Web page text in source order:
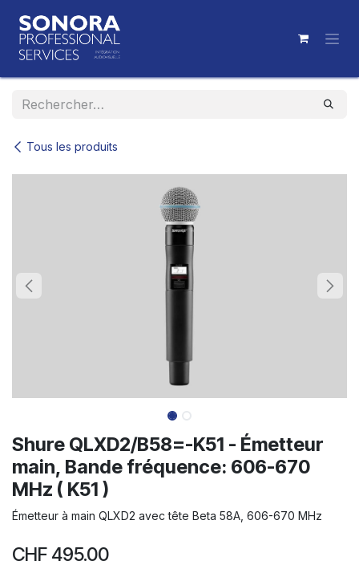
Tous les produits
Shure QLXD2/B58=-K51 - Émetteur
main, Bande fréquence: 606-670
MHz ( K51 )
Émetteur à main QLXD2 avec tête Beta 58A, 606-670 MHz
CHF 495.00